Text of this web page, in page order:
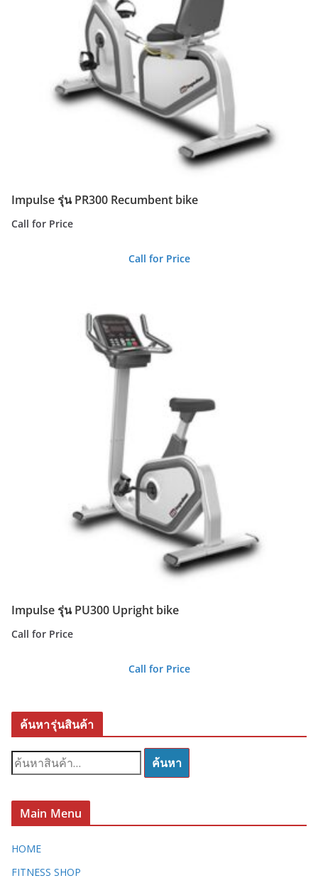
Impulse รุ่น PR300 Recumbent bike
Call for Price
Call for Price
Impulse รุ่น PU300 Upright bike
Call for Price
Call for Price
ค้นหารุ่นสินค้า
ค้
น
:
ค้นหา
Main Menu
HOME
FITNESS SHOP